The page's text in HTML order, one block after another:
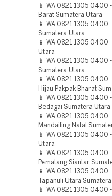
📱 WA 0821 1305 0400
Barat Sumatera Utara
📱 WA 0821 1305 0400
Sumatera Utara
📱 WA 0821 1305 0400
Utara
📱 WA 0821 1305 0400
Sumatera Utara
📱 WA 0821 1305 0400
Hijau Pakpak Bharat
📱 WA 0821 1305 0400
Bedagai Sumatera Utara
📱 WA 0821 1305 0400
Mandailing Natal
📱 WA 0821 1305 0400
Utara
📱 WA 0821 1305 0400
Pematang Siantar
📱 WA 0821 1305 0400
Tapanuli Utara
📱 WA 0821 1305 0400